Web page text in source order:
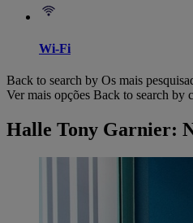
Wi-Fi
Back to search by Os mais
Ver mais opções Back to search by
Halle Tony Garnier: